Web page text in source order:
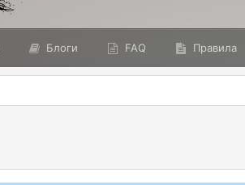
Блоги FAQ Правила